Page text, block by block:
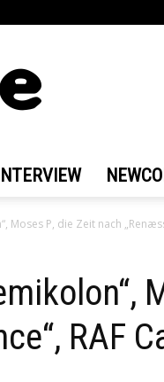
Moses P, die Zeit nach
RAF